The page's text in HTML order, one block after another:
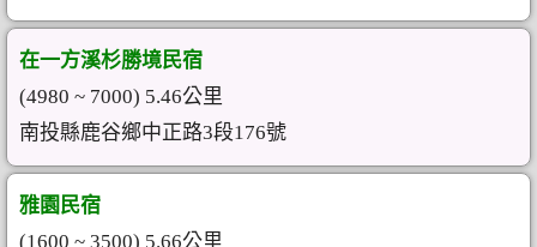
在一方溪杉勝境民宿
(4980 ~ 7000) 5.46公里
南投縣鹿谷鄉中正路3段176號
雅園民宿
(1600 ~ 3500) 5.66公里